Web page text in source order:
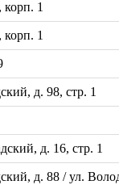
корп. 1
корп. 1
д. 98, стр. 1
д. 16, стр. 1
д. 88 / ул.